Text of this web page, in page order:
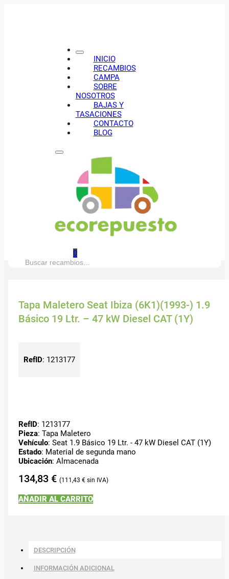
INICIO
RECAMBIOS
CAMPA
SOBRE
NOSOTROS
BAJAS Y
TASACIONES
CONTACTO
BLOG
0
Buscar:
Tapa Maletero Seat Ibiza (6K1)(1993-) 1.9
Básico 19 Ltr. – 47 kW Diesel CAT (1Y)
RefID: 1213177
RefID: 1213177
Pieza: Tapa Maletero
Vehículo: Seat 1.9 Básico 19 Ltr. - 47 kW Diesel CAT (1Y)
Estado: Material de segunda mano
Ubicación: Almacenada
134,83 € 111,43 €
AÑADIR AL CARRITO
DESCRIPCIÓN
INFORMACIÓN ADICIONAL